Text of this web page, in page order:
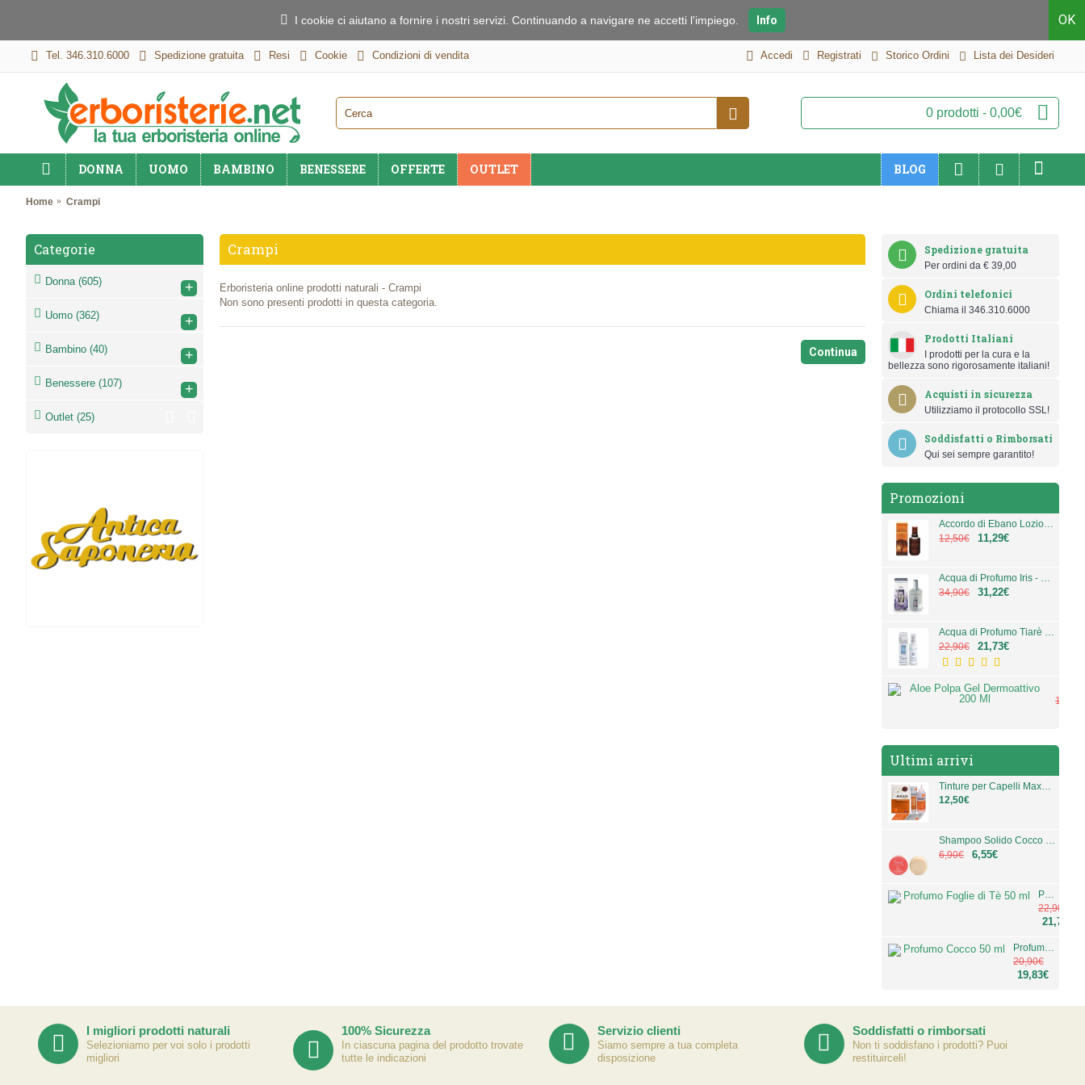
I cookie ci aiutano a fornire i nostri servizi. Continuando a navigare ne accetti l'impiego. Info OK
Tel. 346.310.6000 Spedizione gratuita Resi Cookie Condizioni di vendita Accedi Registrati Storico Ordini Lista dei Desideri
0 prodotti - 0,00€
DONNA UOMO BAMBINO BENESSERE OFFERTE OUTLET BLOG
Home Crampi
Categorie
Donna (605) +
Uomo (362) +
Bambino (40) +
Benessere (107) +
Outlet (25)
Spedizione gratuita
Per ordini da € 39,00
Ordini telefonici
Chiama il 346.310.6000
Prodotti Italiani
I prodotti per la cura e la
bellezza sono rigorosamente italiani!
Acquisti in sicurezza
Utilizziamo il protocollo SSL!
Soddisfatti o Rimborsati
Qui sei sempre garantito!
Promozioni
Accordo di Ebano Lozione Deodorante 100 ml
12,50€
11,29€
Acqua di Profumo Iris - 100 ml - Iris - L'Erbolario
34,90€
31,22€
Acqua di Profumo Tiarè - 50 ml - Tiarè - L'Erbolario
22,90€
21,73€
10,90€
Ultimi arrivi
Tinture per Capelli MaxColor Vegetal di Vital Factors Italia
12,50€
Shampoo Solido Cocco 60 g
6,90€
6,55€
Profumo Foglie di Tè 50 ml
22,90€
21,73€
Profumo Cocco 50 ml
20,90€
19,83€
Crampi
Erboristeria online prodotti naturali - Crampi
Non sono presenti prodotti in questa categoria.
Continua
I migliori prodotti naturali
Selezioniamo per voi solo i prodotti
migliori
100% Sicurezza
In ciascuna pagina del prodotto trovate
tutte le indicazioni
Servizio clienti
Siamo sempre a tua completa
disposizione
Soddisfatti o rimborsati
Non ti soddisfano i prodotti? Puoi
restituirceli!